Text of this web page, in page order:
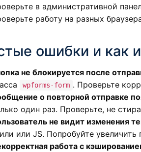
в административной
работу на разных
ошибки и как
не блокируется после
wpforms-form . Проверьте
о повторной отправке
один раз. Проверьте, не
не видит изменения
или JS. Попробуйте
работа с